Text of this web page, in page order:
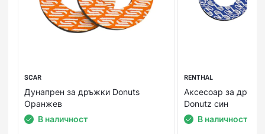
SCAR
Дунапрен за дръжки Donuts
Оранжев
В наличност
RENTHAL
Аксесоар за
Donutz син
В наличност